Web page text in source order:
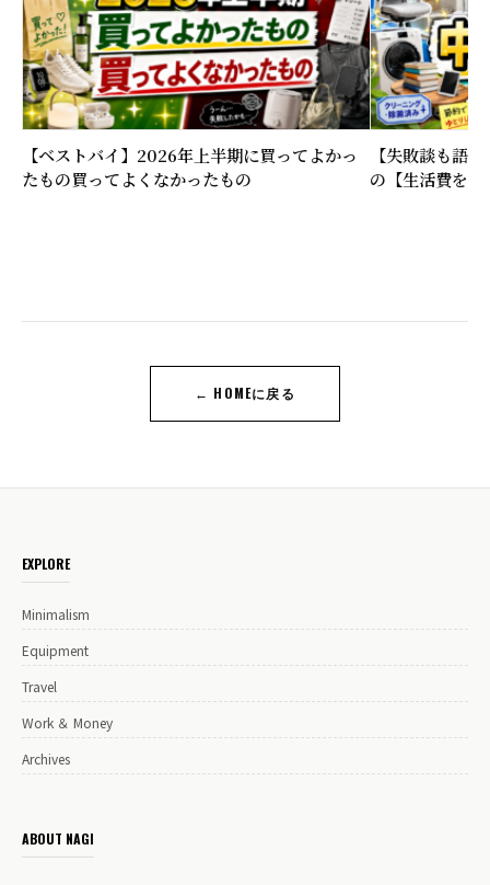
【ベストバイ】2026年上半期に買ってよかっ
たもの買ってよくなかったもの
【失敗談も語
の【生活費を下
← HOMEに戻る
EXPLORE
Minimalism
Equipment
Travel
Work ＆ Money
Archives
ABOUT NAGI